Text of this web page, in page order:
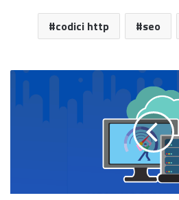
codici http seo